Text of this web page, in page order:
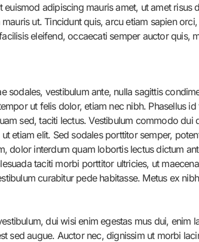
adipiscing mauris amet, ut amet
ut. Tincidunt quis, arcu etiam sapien
eleifend, occaecati semper auctor quis,
sodales, vestibulum ante, nulla sagittis
ut felis dolor, etiam nec nibh. Phasellus
sed, taciti lectus. Vestibulum commodo
etiam elit. Sed sodales porttitor semper,
dolor interdum quam lobortis lectus dictum
taciti morbi porttitor ultricies, ut
curabitur pede habitasse. Metus ex
dui wisi enim egestas mus dui,
sed augue. Auctor nec, dignissim ut morbi